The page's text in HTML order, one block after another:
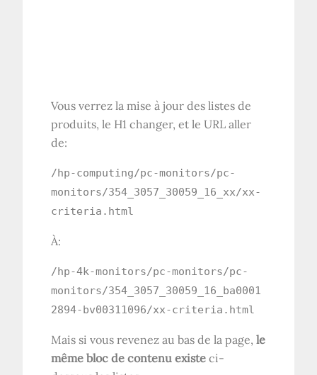
Vous verrez la mise à jour des listes de
produits, le H1 changer, et leURL aller
de:
/hp-computing/pc-monitors/pc-
monitors/354_3057_30059_16_xx/xx-
criteria.html
À:
/hp-4k-monitors/pc-monitors/pc-
monitors/354_3057_30059_16_ba0001
2894-bv00311096/xx-criteria.html
Mais si vous revenez au bas de la page,le
même bloc de contenu existe ci-